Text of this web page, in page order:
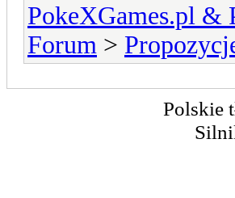
PokeXGames.pl
Forum >
Polskie